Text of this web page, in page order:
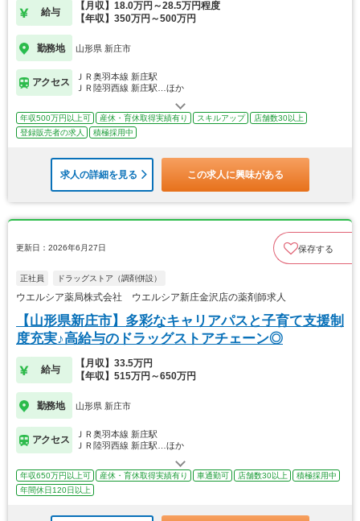
給与
【月収】18.0万円～28.5万円程度
【年収】350万円～500万円
勤務地 山形県 新庄市
アクセス
ＪＲ奥羽本線 新庄駅
ＪＲ陸羽西線 新庄駅…ほか
年収500万円以上可 産休・育休取得実績有り スキルアップ
店舗数30以上
登録販売者の求人
積極採用中
求人の詳細を見る この求人に興味がある
更新日：2026年6月27日 保存する
正社員 ドラッグストア（調剤併設）
ウエルシア薬局株式会社 ウエルシア新庄金沢店の薬剤師求人
【山形県新庄市】多彩なキャリアパスと子育て支援制
度充実♪高給与のドラッグストアチェーン◎
給与
【月収】33.5万円
【年収】515万円～650万円
勤務地 山形県 新庄市
アクセス
ＪＲ奥羽本線 新庄駅
ＪＲ陸羽西線 新庄駅…ほか
年収650万円以上可 産休・育休取得実績有り 車通勤可 店舗数30以上
積極採用中
年間休日120日以上